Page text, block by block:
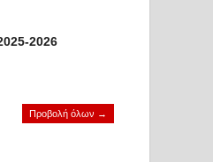
2026
Προβολή όλων →